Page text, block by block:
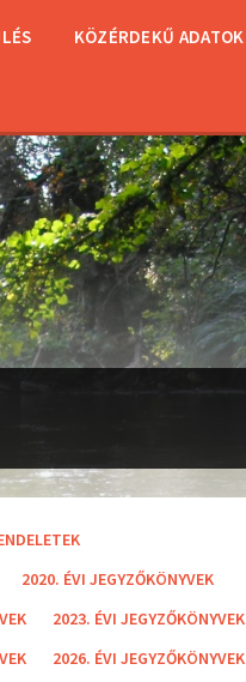
KÖZÉRDEKŰ ADATOK
2020. ÉVI JEGYZŐKÖNYVEK
2023. ÉVI JEGYZŐKÖNYVEK
2026. ÉVI JEGYZŐKÖNYVEK